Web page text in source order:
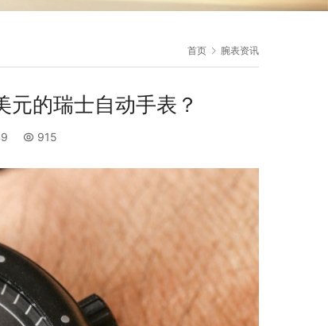
首页 腕表资讯
的瑞士自动手表？
915